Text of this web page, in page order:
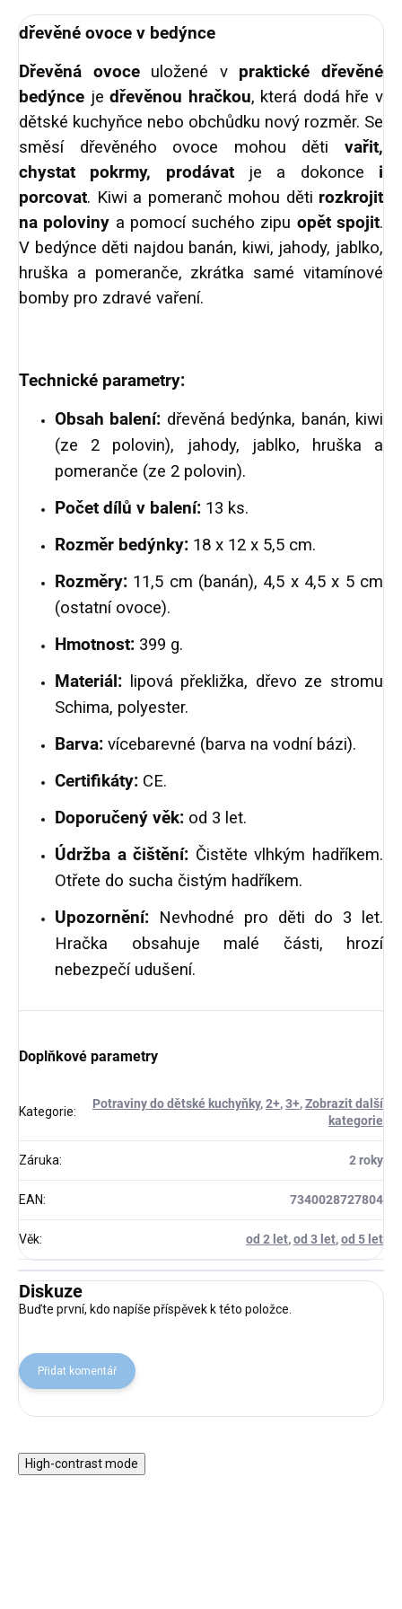
dřevěné ovoce v bedýnce
Dřevěná ovoceuložené v praktické dřevěné
bedýnce jedřevěnou hračkou, která dodá hře v
dětské kuchyňce nebo obchůdku nový rozměr. Se
směsí dřevěného ovoce mohou děti vařit,
chystat pokrmy, prodávatje a dokonce i
porcovat. Kiwi a pomeranč mohou děti rozkrojit
na poloviny a pomocí suchého zipu opět spojit.
V bedýnce děti najdou banán, kiwi, jahody, jablko,
hruška a pomeranče, zkrátka samé vitamínové
bomby pro zdravé vaření.
Technické parametry:
Obsah balení: dřevěná bedýnka, banán, kiwi
(ze 2 polovin), jahody, jablko, hruška a
pomeranče (ze 2 polovin).
Počet dílů v balení: 13 ks.
Rozměr bedýnky: 18 x 12 x 5,5 cm.
Rozměry: 11,5 cm (banán), 4,5 x 4,5 x 5 cm
(ostatní ovoce).
Hmotnost: 399 g.
Materiál: lipová překližka, dřevo ze stromu
Schima, polyester.
Barva: vícebarevné (barva na vodní bázi).
Certifikáty: CE.
Doporučený věk: od 3 let.
Údržba a čištění: Čistěte vlhkým hadříkem.
Otřete do sucha čistým hadříkem.
Upozornění: Nevhodné pro děti do 3 let.
Hračka obsahuje malé části, hrozí
nebezpečí udušení.
Doplňkové parametry
Kategorie:
Potraviny do dětské kuchyňky,2+,3+,Zobrazit další
kategorie
Záruka: 2 roky
EAN: 7340028727804
Věk: od 2 let,od 3 let,od 5 let
Diskuze
Buďte první, kdo napíše příspěvek k této položce.
Přidat komentář
High-contrast mode